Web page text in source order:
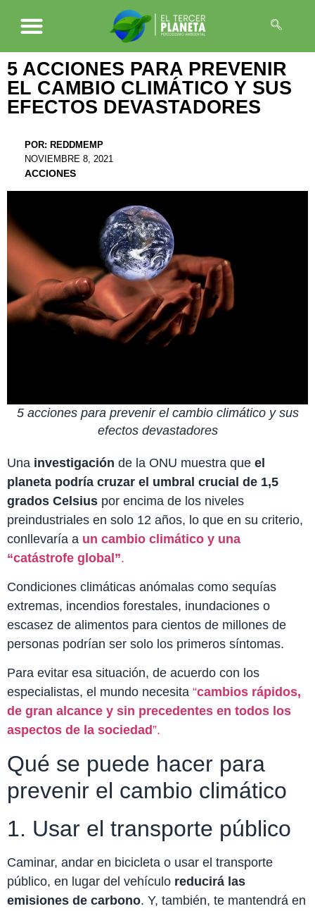
5 ACCIONES PARA PREVENIR
EL CAMBIO CLIMÁTICO Y SUS
EFECTOS DEVASTADORES
POR: REDDMEMP
NOVIEMBRE 8, 2021
ACCIONES
5 acciones para prevenir el cambio climático y sus
efectos devastadores
Una investigación de la ONU muestra que el
planeta podría cruzar el umbral crucial de 1,5
grados Celsius por encima de los niveles
preindustriales en solo 12 años, lo que en su criterio,
conllevaría a un cambio climático y una
“catástrofe global”.
Condiciones climáticas anómalas como sequías
extremas, incendios forestales, inundaciones o
escasez de alimentos para cientos de millones de
personas podrían ser solo los primeros síntomas.
Para evitar esa situación, de acuerdo con los
especialistas, el mundo necesita “cambios rápidos,
de gran alcance y sin precedentes en todos los
aspectos de la sociedad”.
Qué se puede hacer para
prevenir el cambio climático
1. Usar el transporte público
Caminar, andar en bicicleta o usar el transporte
público, en lugar del vehículo reducirá las
emisiones de carbono. Y, también, te mantendrá en